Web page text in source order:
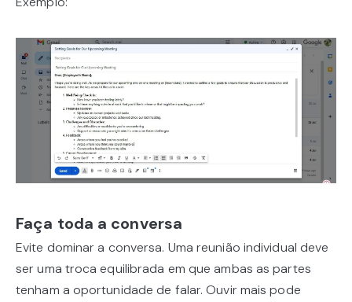
Faça toda a conversa
Evite dominar a conversa. Uma reunião individual deve
ser uma troca equilibrada em que ambas as partes
tenham a oportunidade de falar. Ouvir mais pode